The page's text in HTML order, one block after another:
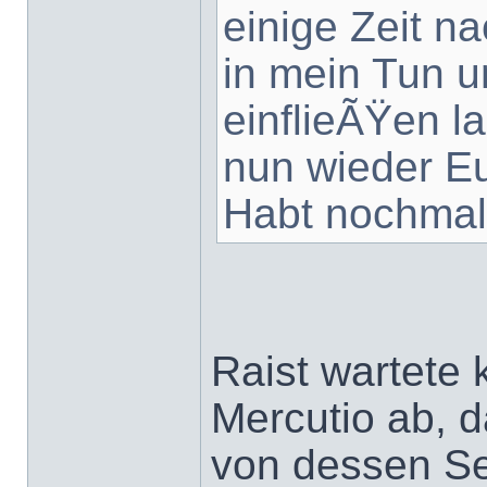
einige Zeit
in mein Tun
einflieÃŸen
nun wieder
Habt
Raist wartete
Mercutio ab,
von dessen